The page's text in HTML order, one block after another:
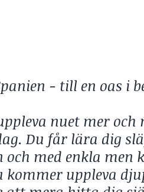
- till en oas i
nuet mer och
Du får lära dig
och med enkla
kommer uppleva